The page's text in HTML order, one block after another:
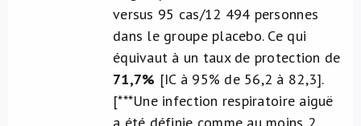
versus 95 cas/12 494 personnes
dans le groupe placebo. Ce qui
équivaut à un taux de protection de
71,7% [IC à 95% de 56,2 à 82,3].
[***Une infection respiratoire aiguë
a été définie comme au moins 2